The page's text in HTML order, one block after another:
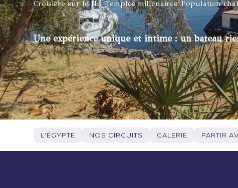
Croisière sur le Nil. Temples millénaires. Population
Une expérience unique et intime : un bateau
L'ÉGYPTE NOS CIRCUITS GALERIE PARTIR